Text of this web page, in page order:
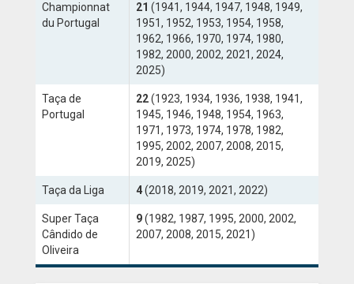
ESPAGNE
RECHERCHE
Championnat
du Portugal
21 (1941, 1944, 1947, 1948, 1949,
1951, 1952, 1953, 1954, 1958,
1962, 1966, 1970, 1974, 1980,
1982, 2000, 2002, 2021, 2024,
2025)
Taça de
Portugal
22(1923, 1934, 1936, 1938, 1941,
1945, 1946, 1948, 1954, 1963,
1971, 1973, 1974, 1978, 1982,
1995, 2002, 2007, 2008, 2015,
2019, 2025)
Taça da Liga 4(2018, 2019, 2021, 2022)
Super Taça
Cândido de
Oliveira
9(1982, 1987, 1995, 2000, 2002,
2007, 2008, 2015, 2021)